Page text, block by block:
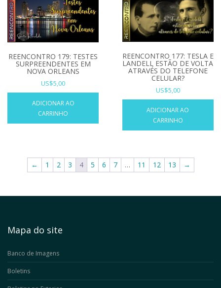
REENCONTRO 179: TESTES
SURPREENDENTES EM
NOVA ORLEANS
US$5,00
ADICIONAR AO
CARRINHO
REENCONTRO 177: TESLA E
LANDELL ESTÃO DE VOLTA
ATRAVÉS DO TELEFONE
CELULAR?
US$5,00
ADICIONAR AO
CARRINHO
← 1 2 3 4 5 6 7 … 11 12 13 →
Mapa do site
Banco de Imagens
Boletins